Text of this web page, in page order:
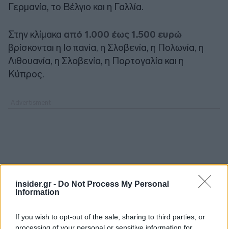
insider.gr - Do Not Process My Personal
Information
If you wish to opt-out of the sale, sharing to third parties, or
Γερμανία, το Βέλγιο και η Γαλλία.
Στην κλίμακα από 1.000 έως 1.500 ευρώ
βρίσκονται η Ισπανία, η Σλοβενία, η Πολωνία, η
Λιθουανία, η Σλοβενία, η Πορτογαλία και η
Κύπρος.